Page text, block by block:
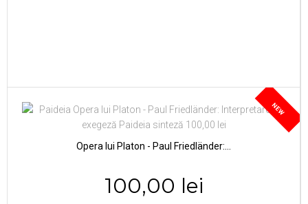
NEW
Opera lui Platon - Paul Friedländer:...
100,00 lei